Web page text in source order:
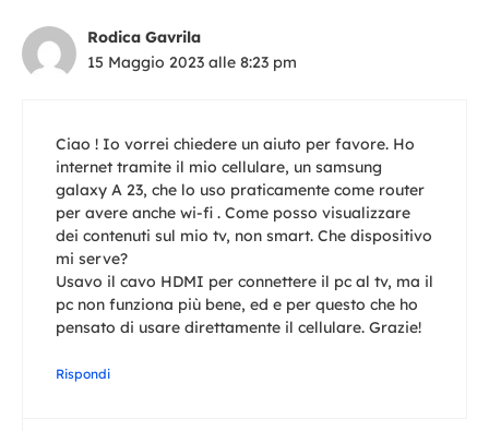
Rodica Gavrila
15 Maggio 2023 alle 8:23 pm
Ciao ! Io vorrei chiedere un aiuto per favore. Ho
internet tramite il mio cellulare, un samsung
galaxy A 23, che lo uso praticamente come router
per avere anche wi-fi . Come posso visualizzare
dei contenuti sul mio tv, non smart. Che dispositivo
mi serve?
Usavo il cavo HDMI per connettere il pc al tv, ma il
pc non funziona più bene, ed e per questo che ho
pensato di usare direttamente il cellulare. Grazie!
Rispondi